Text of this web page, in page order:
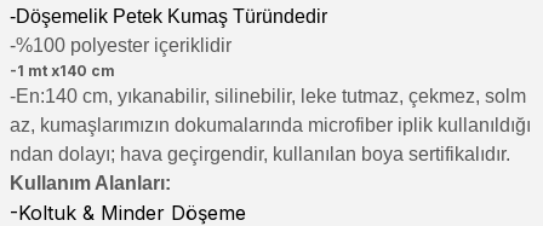
-Döşemelik Petek Kumaş Türündedir
-%100 polyester içeriklidir
-1 mt x140 cm
-En:140 cm, yıkanabilir, silinebilir, leke tutmaz, çekmez, solm
az, kumaşlarımızın dokumalarında microfiber iplik kullanıldığı
ndan dolayı; hava geçirgendir, kullanılan boya sertifikalıdır.
Kullanım Alanları:
-Koltuk & Minder Döşeme